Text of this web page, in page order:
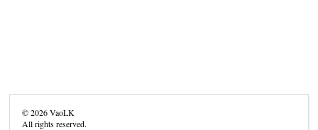
©2026VaoLK
All rights reserved.